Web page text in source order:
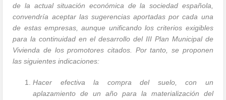
de la actual situación económica de la sociedad española,
convendría aceptar las sugerencias aportadas por cada una
de estas empresas, aunque unificando los criterios exigibles
para la continuidad en el desarrollo del III Plan Municipal de
Vivienda de los promotores citados. Por tanto, se proponen
las siguientes indicaciones:
Hacer efectiva la compra del suelo, con un
aplazamiento de un año para la materialización del